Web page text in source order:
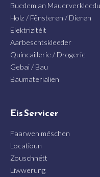
Buedem an
Holz / Fënsteren / Dieren
Elektrizitéit
Aarbeschtskleeder
Quincaillerie / Drogerie
Gebai / Bau
Baumaterialien
Eis Servicer
Faarwen mëschen
Locatioun
Zouschnëtt
Liwwerung